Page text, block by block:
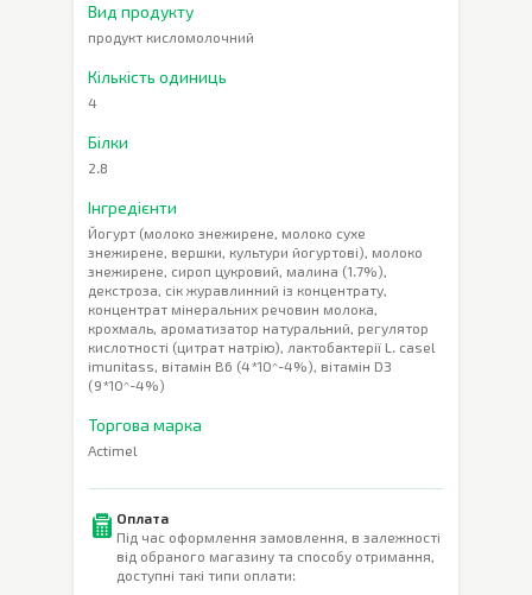
Вид продукту
продукт кисломолочний
Кількість одиниць
4
Білки
2.8
Інгредієнти
Йогурт (молоко знежирене, молоко сухе
знежирене, вершки, культури йогуртові), молоко
знежирене, сироп цукровий, малина (1.7%),
декстроза, сік журавлинний із концентрату,
концентрат мінеральних речовин молока,
крохмаль, ароматизатор натуральний, регулятор
кислотності (цитрат натрію), лактобактерії L. casel
imunitass, вітамін В6 (4*10^-4%), вітамін D3
(9*10^-4%)
Торгова марка
Actimel
Оплата
Під час оформлення замовлення, в залежності
від обраного магазину та способу отримання,
доступні такі типи оплати: